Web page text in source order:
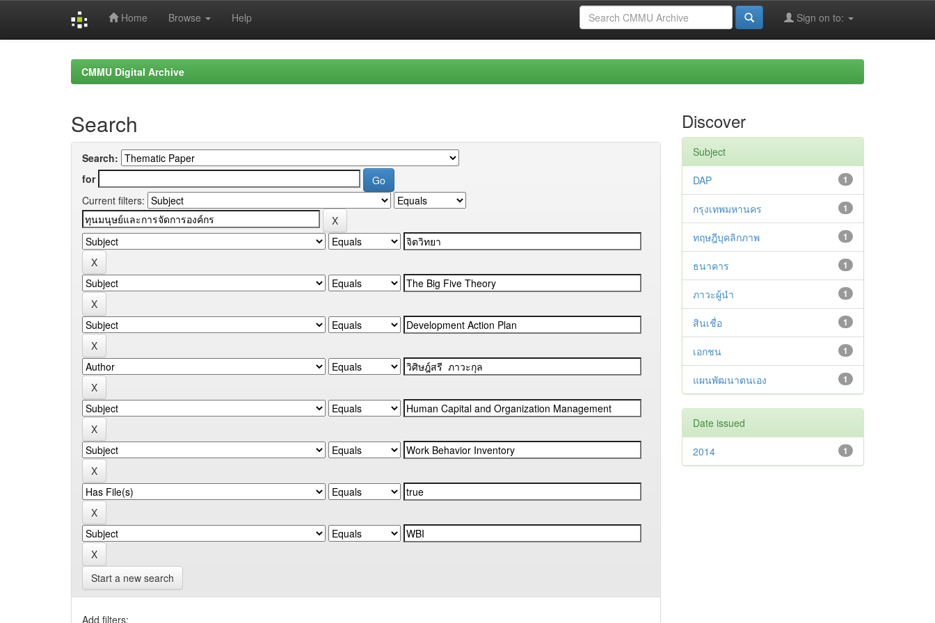
Home Browse Help Sign on to:
CMMU Digital Archive
Search
Search:
for
Current filters:
Start a new search
Add filters:
Discover
Subject
1
DAP
1
กรุงเทพมหานคร
1
ทฤษฎีบุคลิกภาพ
1
ธนาคาร
1
ภาวะผู้นำ
1
สินเชื่อ
1
เอกชน
1
แผนพัฒนาตนเอง
Date issued
1
2014